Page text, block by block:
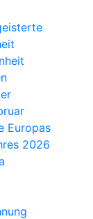
Europas
2026